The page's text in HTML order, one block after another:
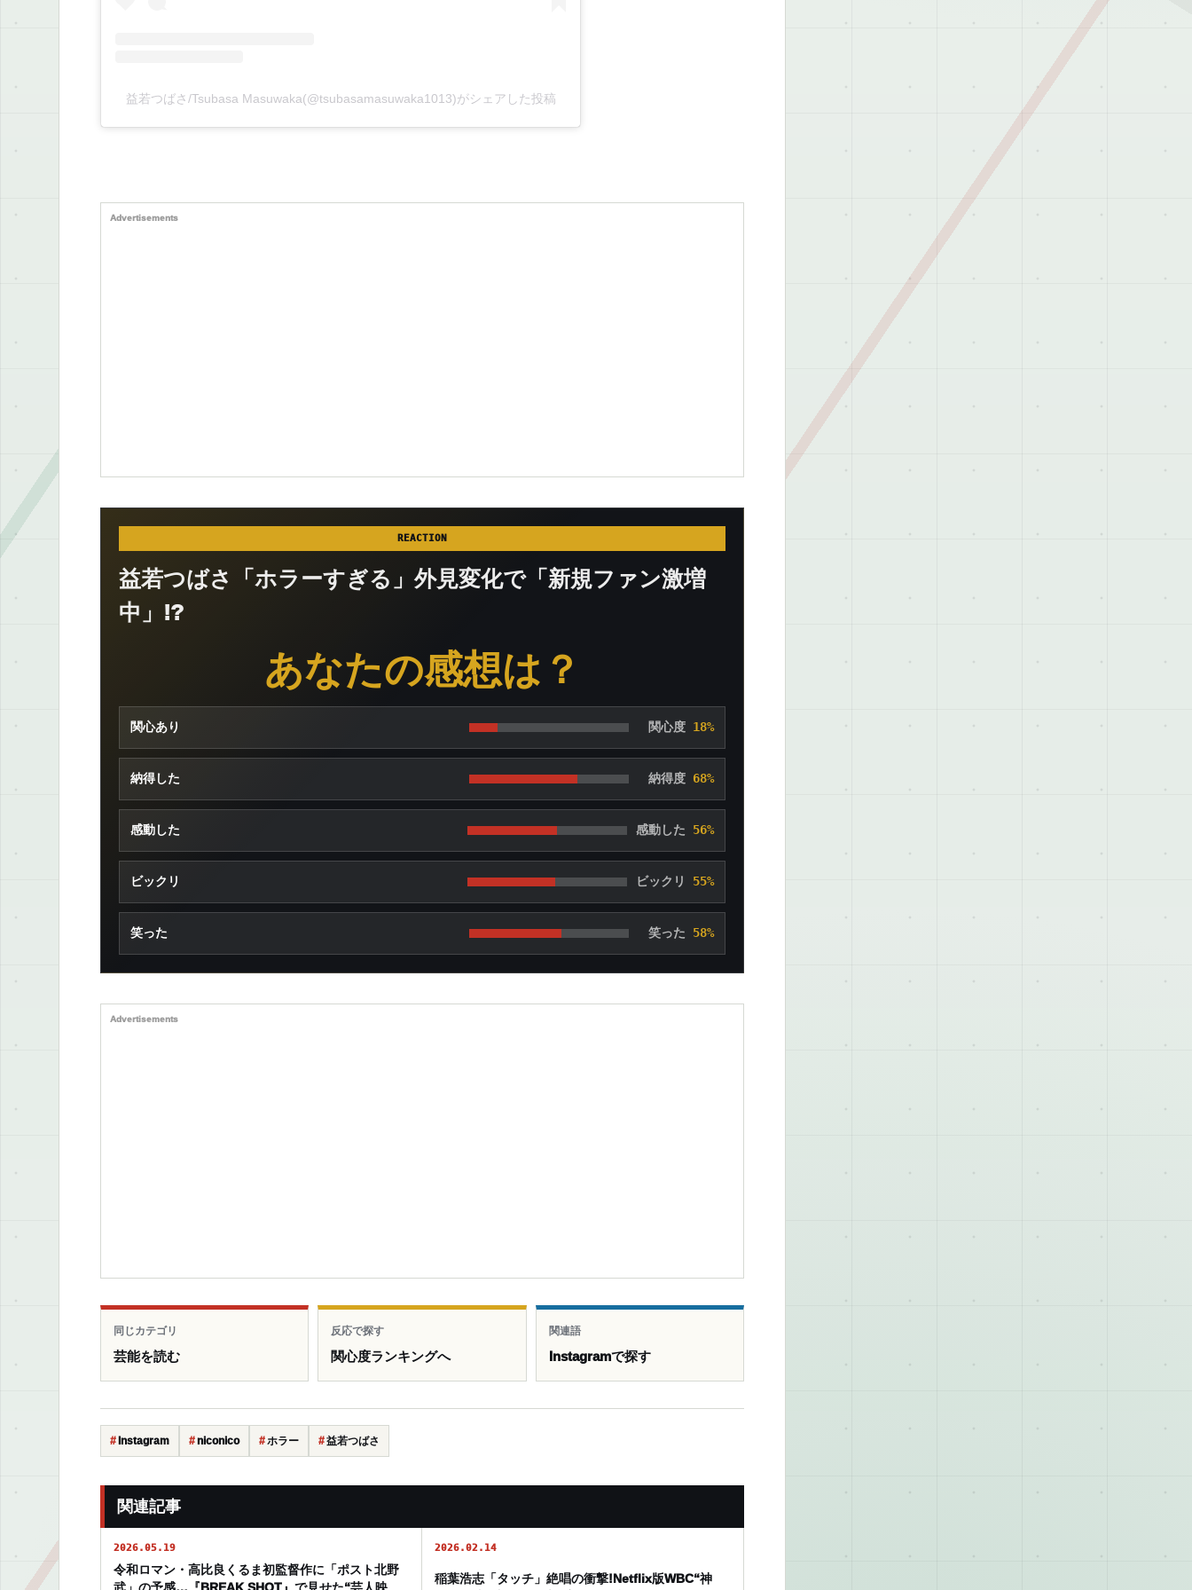
益若つばさ/Tsubasa Masuwaka(@tsubasamasuwaka1013)がシェアした投稿
Advertisements
REACTION
益若つばさ「ホラーすぎる」外見変化で「新規ファン激増
中」!?
あなたの感想は？
関心あり 関心度 18%
納得した 納得度 68%
感動した 感動した 56%
ビックリ ビックリ 55%
笑った 笑った 58%
Advertisements
同じカテゴリ
芸能を読む
反応で探す
関心度ランキングへ
関連語
Instagramで探す
Instagram niconico ホラー 益若つばさ
関連記事
2026.05.19
令和ロマン・高比良くるま初監督作に「ポスト北野
武」の予感…『BREAK SHOT』で見せた“芸人映
2026.02.14
稲葉浩志「タッチ」絶唱の衝撃!Netflix版WBC“神